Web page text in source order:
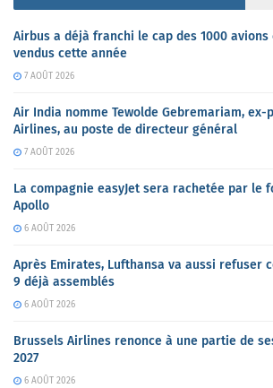
Airbus a déjà franchi le cap des 1000
vendus cette année
7 AOÛT 2026
Air India nomme Tewolde Gebremariam, ex-
Airlines, au poste de directeur général
7 AOÛT 2026
La compagnie easyJet sera rachetée par le
Apollo
6 AOÛT 2026
Après Emirates, Lufthansa va aussi refuser
9 déjà assemblés
6 AOÛT 2026
Brussels Airlines renonce à une partie de
2027
6 AOÛT 2026